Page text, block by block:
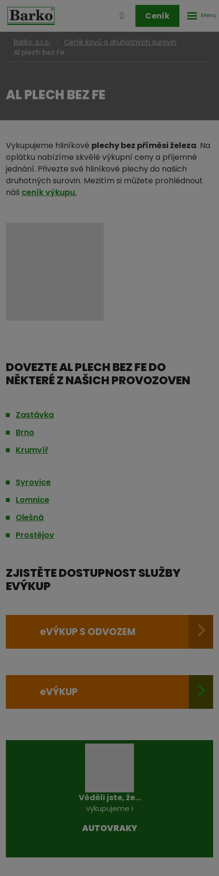
Přihlášení
klienstké
zóny
Ceník
Barko, s.r.o.
Ceník kovů a druhotných surovin
Al plech bez Fe
AL PLECH BEZ FE
Vykupujeme hliníkové plechy bez příměsi železa. Na
oplátku nabízíme skvělé výkupní ceny a příjemné
jednání. Přivezte své hliníkové plechy do našich
druhotných surovin. Mezitím si můžete prohlédnout
náš ceník výkupu.
DOVEZTE AL PLECH BEZ FE DO
NĚKTERÉ Z NAŠICH PROVOZOVEN
Zastávka
Brno
Krumvíř
Syrovice
Lomnice
Olešná
Prostějov
ZJISTĚTE DOSTUPNOST SLUŽBY
EVÝKUP
eVÝKUP S ODVOZEM
eVÝKUP
Věděli jste, že...
vykupujeme i
AUTOVRAKY